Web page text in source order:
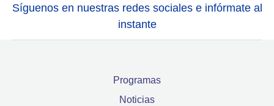
Síguenos en nuestras redes sociales e infórmate al
instante
Programas
Noticias